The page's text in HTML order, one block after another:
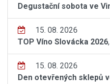
Degustační sobota ve
15. 08. 2026
TOP Víno Slovácka 2026
15. 08. 2026
Den otevřených sklepů